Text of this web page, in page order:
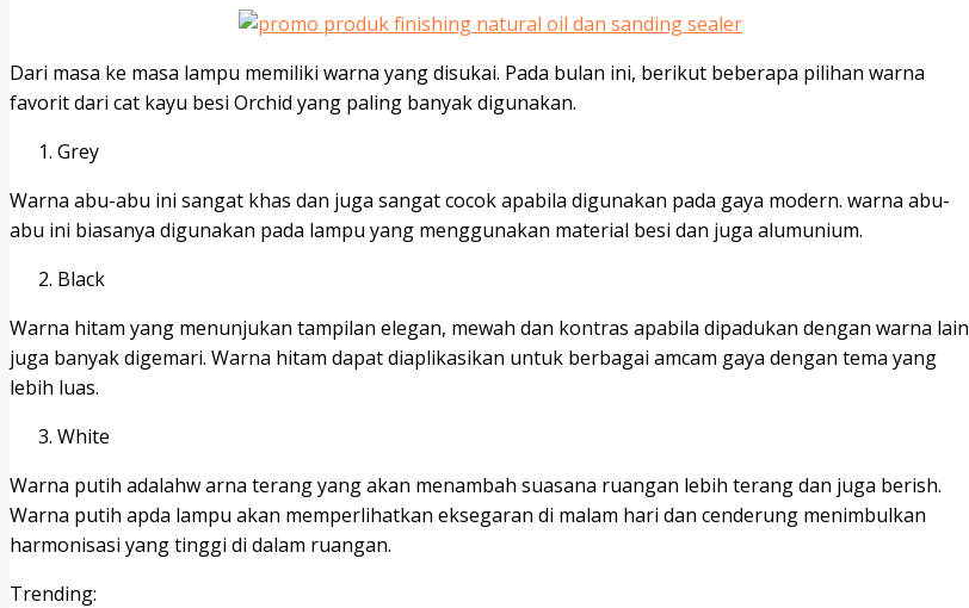
Dari masa ke masa lampu memiliki warna yang disukai. Pada bulan ini, berikut beberapa pilihan warna
favorit dari cat kayu besi Orchid yang paling banyak digunakan.
Grey
Warna abu-abu ini sangat khas dan juga sangat cocok apabila digunakan pada gaya modern. warna abu-
abu ini biasanya digunakan pada lampu yang menggunakan material besi dan juga alumunium.
Black
Warna hitam yang menunjukan tampilan elegan, mewah dan kontras apabila dipadukan dengan warna lain
juga banyak digemari. Warna hitam dapat diaplikasikan untuk berbagai amcam gaya dengan tema yang
lebih luas.
White
Warna putih adalahw arna terang yang akan menambah suasana ruangan lebih terang dan juga berish.
Warna putih apda lampu akan memperlihatkan eksegaran di malam hari dan cenderung menimbulkan
harmonisasi yang tinggi di dalam ruangan.
Trending: